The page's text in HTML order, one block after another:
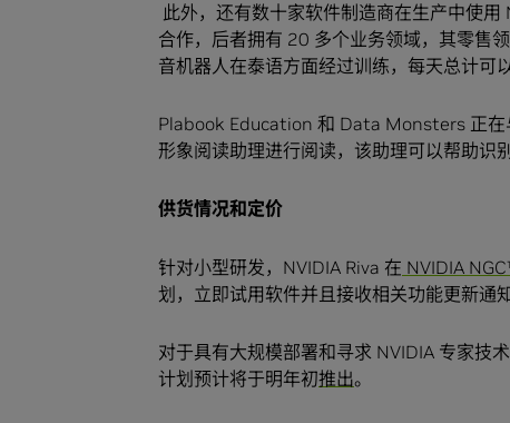
此外，还有数十家软件制造商在生产中使
合作，后者拥有 20 多个业务领域，其零售
音机器人在泰语方面经过训练，每天总计可
Plabook Education 和 Data Monsters 正在
形象阅读助理进行阅读，该助理可以帮助识
供货情况和定价
针对小型研发，NVIDIA Riva 在 NVIDIA
划，立即试用软件并且接收相关功能更新通知
对于具有大规模部署和寻求 NVIDIA 专家技
计划预计将于明年初推出。